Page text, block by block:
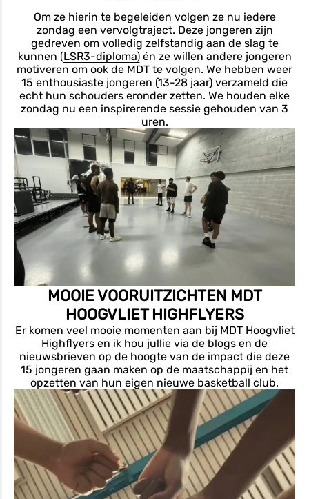
Om ze hierin te begeleiden volgen ze nu iedere
zondag een vervolgtraject. Deze jongeren zijn
gedreven om volledig zelfstandig aan de slag te
kunnen (LSR3-diploma)én ze willen andere jongeren
motiveren om ook de MDT te volgen. We hebben weer
15 enthousiaste jongeren (13-28 jaar) verzameld die
echt hun schouders eronder zetten. We houden elke
zondag nu een inspirerende sessie gehouden van 3
uren.
MOOIE VOORUITZICHTEN MDT
HOOGVLIET HIGHFLYERS
Er komen veel mooie momenten aan bij MDT Hoogvliet
Highflyers en ik hou jullie via de blogs en de
nieuwsbrieven op de hoogte van de impact die deze
15 jongeren gaan maken op de maatschappij en het
opzetten van hun eigen nieuwe basketball club.